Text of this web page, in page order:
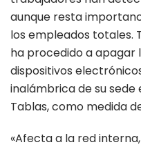
aunque resta
los empleados totales.
ha procedido a apagar
dispositivos
inalámbrica de su sede
Tablas, como medida
«Afecta a la red